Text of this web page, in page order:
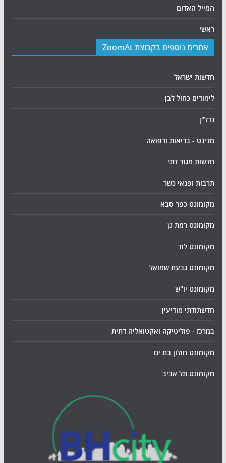
המייל האדום
ראשי
אתרים נוספים בקבוצת ZoomAt
חדשות ישראל
לימודים כחול לבן
נדל"ן
מדינט - בריאות ורפואה
חדשות מגזר דתי
תרבות ופנאי כשר
מקומונט כפר סבא
מקומונט רמת גן
מקומונט לוד
מקומונט גבעת שמואל
מקומונט יו"ש
חדשתודתי מודיעין
במרכז - פוליטיקה ואקטואליה דתית
מקומונט חולון בת ים
מקומונט תל אביב